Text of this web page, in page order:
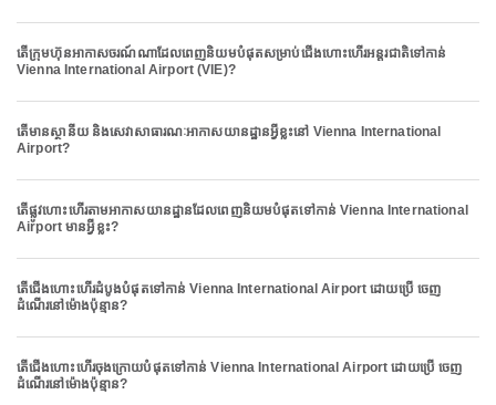
តើក្រុមហ៊ុនអាកាសចរណ៍ណាដែលពេញនិយមបំផុតសម្រាប់ជើងហោះហើរអន្តរជាតិទៅកាន់
Vienna International Airport (VIE)?
តើមានស្ថានីយ និងសេវាសាធារណៈអាកាសយានដ្ឋានអ្វីខ្លះនៅ Vienna International
Airport?
តើផ្លូវហោះហើរតាមអាកាសយានដ្ឋានដែលពេញនិយមបំផុតទៅកាន់ Vienna International
Airport មានអ្វីខ្លះ?
តើជើងហោះហើរដំបូងបំផុតទៅកាន់ Vienna International Airport ដោយប្រើ ចេញ
ដំណើរនៅម៉ោងប៉ុន្មាន?
តើជើងហោះហើរចុងក្រោយបំផុតទៅកាន់ Vienna International Airport ដោយប្រើ ចេញ
ដំណើរនៅម៉ោងប៉ុន្មាន?